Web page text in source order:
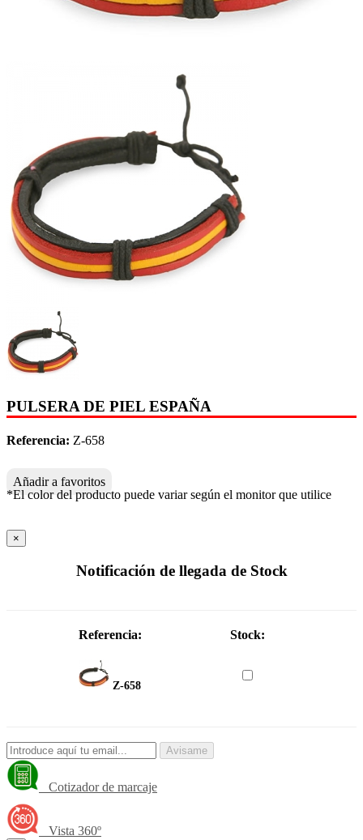
PULSERA DE PIEL ESPAÑA
Referencia: Z-658
Añadir a favoritos
*El color del producto puede variar según el monitor que utilice
×
Notificación de llegada de Stock
Referencia: Stock:
Z-658
Avisame
Cotizador de marcaje
Vista 360º